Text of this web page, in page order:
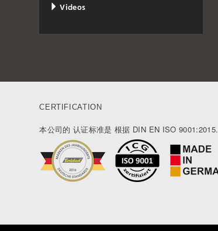
Videos
CERTIFICATION
本公司的 认证标准是 根据 DIN EN ISO 9001:2015.